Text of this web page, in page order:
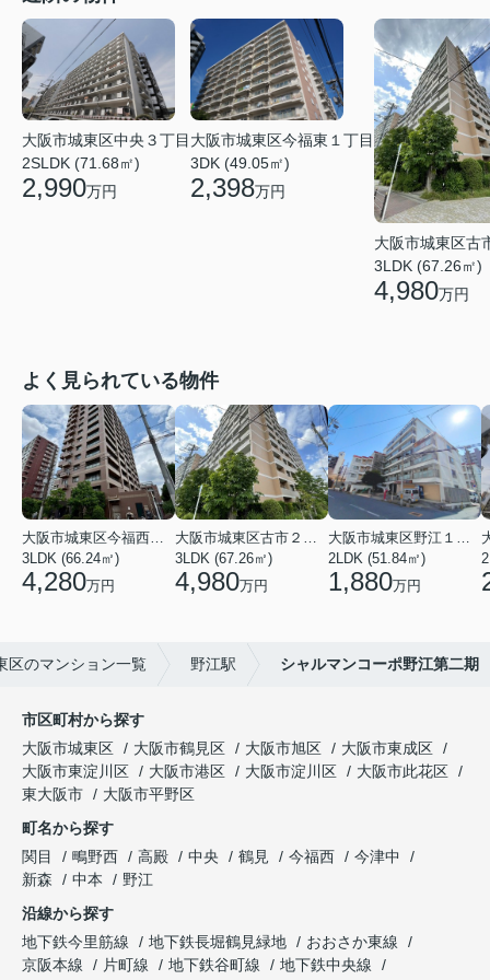
大阪市城東区中央３丁目
2SLDK (71.68㎡)
2,990万円
大阪市城東区今福東１丁目
3DK (49.05㎡)
2,398万円
大阪市城東区古
3LDK (67.26㎡)
4,980万円
よく見られている物件
大阪市城東区今福西６丁目
3LDK (66.24㎡)
4,280万円
大阪市城東区古市２丁目
3LDK (67.26㎡)
4,980万円
大阪市城東区野江１丁目
2LDK (51.84㎡)
1,880万円
区のマンション一覧 野江駅 シャルマンコーポ野江第二期
市区町村から探す
大阪市城東区
大阪市鶴見区 大阪市旭区
大阪市東成区
大阪市東淀川区
大阪市港区 大阪市淀川区
大阪市此花区
東大阪市
大阪市平野区
町名から探す
関目
鴫野西 高殿 中央 鶴見 今福西
今津中
新森
中本
野江
沿線から探す
地下鉄今里筋線
地下鉄長堀鶴見緑地
おおさか東線
京阪本線
片町線 地下鉄谷町線
地下鉄中央線